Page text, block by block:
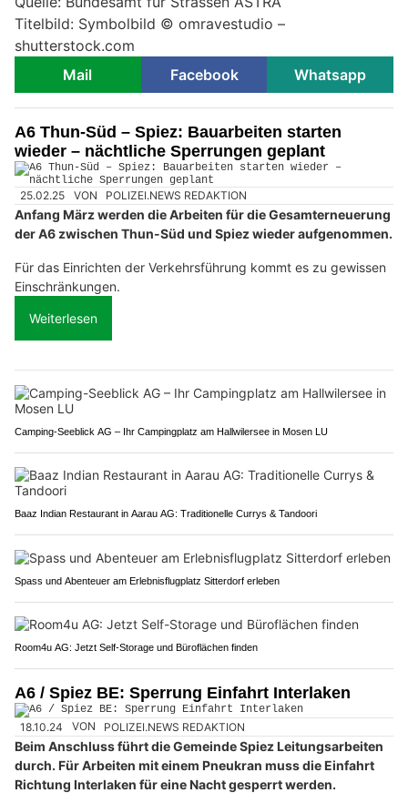
Titelbild: Symbolbild © omravestudio –
shutterstock.com
Mail
Facebook Whatsapp
A6 Thun-Süd – Spiez: Bauarbeiten starten
wieder – nächtliche Sperrungen geplant
25.02.25 VON POLIZEI.NEWS REDAKTION
Anfang März werden die Arbeiten für die Gesamterneuerung
der A6 zwischen Thun-Süd und Spiez wieder aufgenommen.
Für das Einrichten der Verkehrsführung kommt es zu gewissen
Einschränkungen.
Weiterlesen
Camping-Seeblick AG – Ihr Campingplatz am Hallwilersee in Mosen LU
Baaz Indian Restaurant in Aarau AG: Traditionelle Currys & Tandoori
Spass und Abenteuer am Erlebnisflugplatz Sitterdorf erleben
Room4u AG: Jetzt Self-Storage und Büroflächen finden
A6 / Spiez BE: Sperrung Einfahrt Interlaken
18.10.24 VON POLIZEI.NEWS REDAKTION
Beim Anschluss führt die Gemeinde Spiez Leitungsarbeiten
durch. Für Arbeiten mit einem Pneukran muss die Einfahrt
Richtung Interlaken für eine Nacht gesperrt werden.